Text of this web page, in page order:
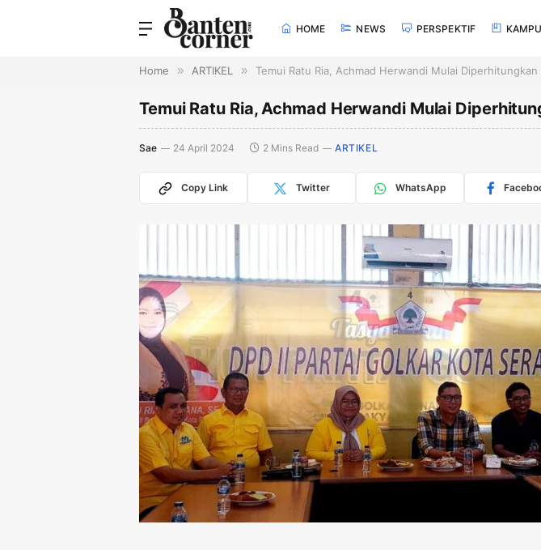
HOME NEWS PERSPEKTIF
Home » ARTIKEL » Temui Ratu Ria, Achmad Herwandi Mulai Diperhitungkan
Temui Ratu Ria, Achmad Herwandi Mulai
Sae 24 April 2024 2 Mins Read ARTIKEL
Copy Link Twitter WhatsApp